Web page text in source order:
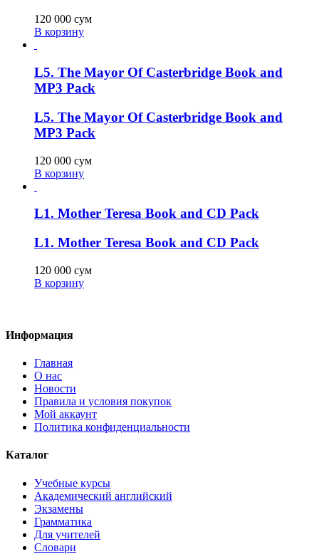
120 000 сум
В корзину
L5. The Mayor Of Casterbridge Book and
MP3 Pack
L5. The Mayor Of Casterbridge Book and
MP3 Pack
120 000 сум
В корзину
L1. Mother Teresa Book and CD Pack
L1. Mother Teresa Book and CD Pack
120 000 сум
В корзину
Информация
Главная
О нас
Новости
Правила и условия покупок
Мой аккаунт
Политика конфиденциальности
Каталог
Учебные курсы
Академический английский
Экзамены
Грамматика
Для учителей
Словари